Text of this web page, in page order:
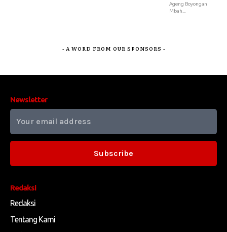
Ageng Boyongan
Mbah...
- A WORD FROM OUR SPONSORS -
Redaksi
Redaksi
Tentang Kami
Newsletter
Subscribe